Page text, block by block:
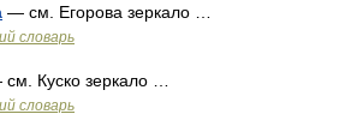
— см. Егорова зеркало …
словарь
Куско зеркало …
словарь